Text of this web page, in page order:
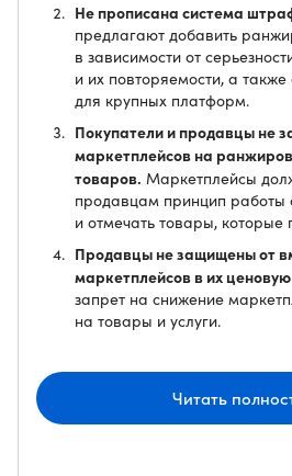
Не прописана система
предлагают добавить
в зависимости от
и их повторяемости, а
для крупных платформ.
Покупатели и продавцы не
маркетплейсов на
товаров. Маркетплейсы
продавцам принцип работы
и отмечать товары, которые
Продавцы не защищены от
маркетплейсов в их ценовую
запрет на снижение
на товары и услуги.
Читать